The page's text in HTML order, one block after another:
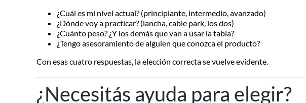
¿Cuál es mi nivel actual? (principiante, intermedio, avanzado)
¿Dónde voy a practicar? (lancha, cable park, los dos)
¿Cuánto peso? ¿Y los demás que van a usar la tabla?
¿Tengo asesoramiento de alguien que conozca el producto?
Con esas cuatro respuestas, la elección correcta se vuelve evidente.
¿Necesitás ayuda para elegir?